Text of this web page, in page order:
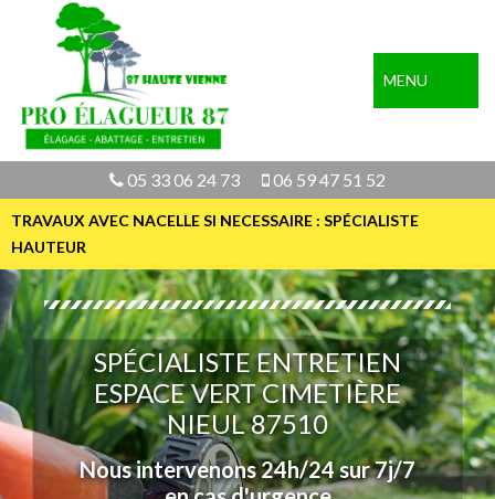
MENU
05 33 06 24 73 06 59 47 51 52
TRAVAUX AVEC NACELLE SI NECESSAIRE : SPÉCIALISTE
HAUTEUR
SPÉCIALISTE ENTRETIEN
ESPACE VERT CIMETIÈRE
NIEUL 87510
Nous intervenons 24h/24 sur 7j/7